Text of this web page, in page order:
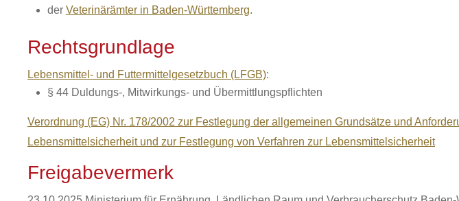
der Veterinärämter in Baden-Württemberg.
Rechtsgrundlage
Lebensmittel- und Futtermittelgesetzbuch (LFGB):
§ 44 Duldungs-, Mitwirkungs- und Übermittlungspflichten
Verordnung (EG) Nr. 178/2002 zur Festlegung der allgemeinen Grundsätze und
Lebensmittelsicherheit und zur Festlegung von Verfahren zur Lebensmittelsicherheit
Freigabevermerk